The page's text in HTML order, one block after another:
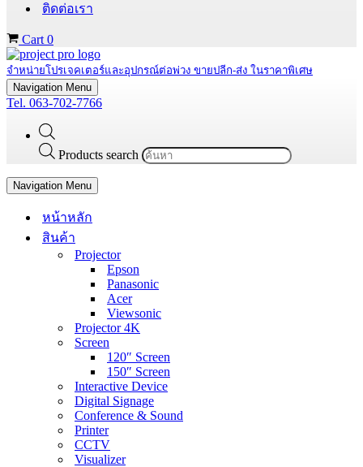
ติดต่อเรา
Cart 0
จำหน่ายโปรเจคเตอร์และอุปกรณ์ต่อพ่วง ขายปลีก-ส่ง ในราคาพิเศษ
Navigation Menu
Tel. 063-702-7766
Products search
Navigation Menu
หน้าหลัก
สินค้า
Projector
Epson
Panasonic
Acer
Viewsonic
Projector 4K
Screen
120″ Screen
150″ Screen
Interactive Device
Digital Signage
Conference & Sound
Printer
CCTV
Visualizer